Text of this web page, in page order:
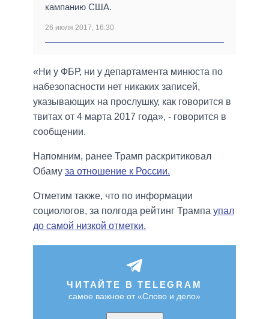
кампанию США.
26 июля 2017, 16:30
«Ни у ФБР, ни у департамента минюста по
набезопасности нет никаких записей,
указывающих на прослушку, как говорится в
твитах от 4 марта 2017 года», - говорится в
сообщении.
Напомним, ранее Трамп раскритиковал
Обаму за отношение к России.
Отметим также, что по информации
социологов, за полгода рейтинг Трампа упал
до самой низкой отметки.
ЧИТАЙТЕ В TELEGRAM
самое важное от «Слово и дело»